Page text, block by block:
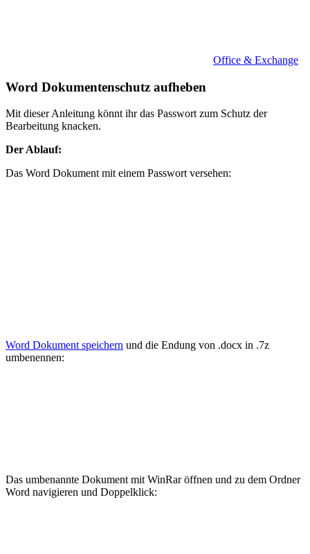
Office & Exchange
Word Dokumentenschutz aufheben
Mit dieser Anleitung könnt ihr das Passwort zum Schutz der
Bearbeitung knacken.
Der Ablauf:
Das Word Dokument mit einem Passwort versehen:
Word Dokument speichern und die Endung von .docx in .7z
umbenennen:
Das umbenannte Dokument mit WinRar öffnen und zu dem Ordner
Word navigieren und Doppelklick: